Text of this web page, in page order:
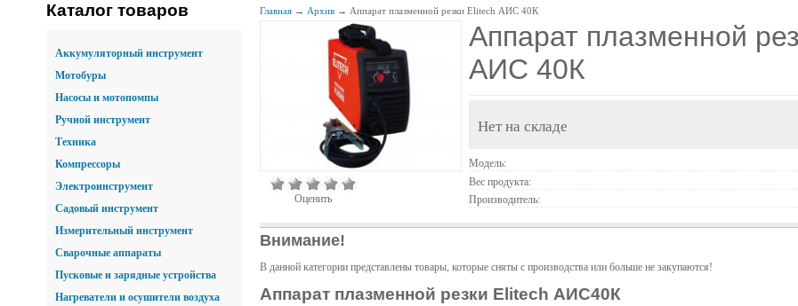
Каталог товаров
Аккумуляторный инструмент
Мотобуры
Насосы и мотопомпы
Ручной инструмент
Техника
Компрессоры
Электроинструмент
Садовый инструмент
Измерительный инструмент
Сварочные аппараты
Пусковые и зарядные устройства
Нагреватели и осушители воздуха
Главная → Архив → Аппарат плазменной резки Elitech АИС 40К
Оценить
Аппарат плазменной
АИС 40К
Нет на складе
Модель:
Вес продукта:
Производитель:
Внимание!
В данной категории представлены товары, которые сняты с производства или больше не закупаются!
Аппарат плазменной резки Elitech АИС40К